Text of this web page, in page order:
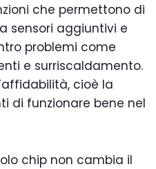
che permettono di
sensori aggiuntivi e
problemi come
e surriscaldamento.
cioè la
di funzionare bene nel
chip non cambia il